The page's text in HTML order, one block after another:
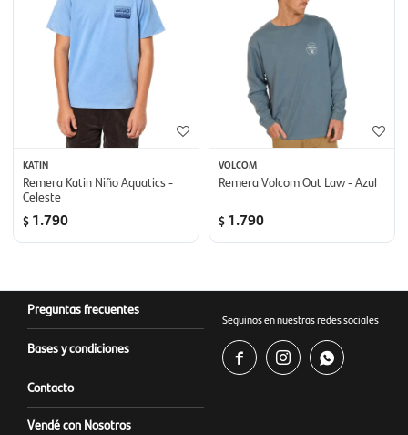
KATIN
Remera Katin Niño Aquatics -
Celeste
$ 1.790
VOLCOM
Remera Volcom Out Law - Azul
$ 1.790
Preguntas frecuentes
Bases y condiciones
Contacto
Vendé con Nosotros
Seguinos en nuestras redes sociales
  